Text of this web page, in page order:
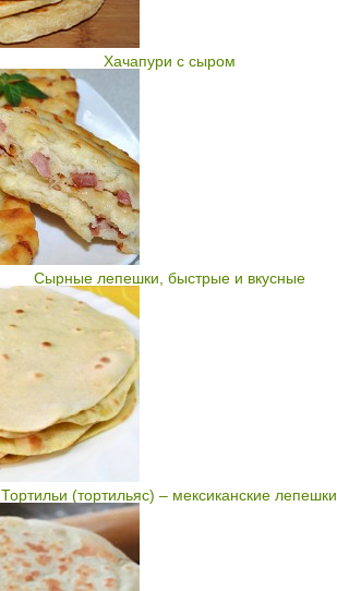
Хачапури с сыром
Сырные лепешки, быстрые и вкусные
Тортильи (тортильяс) – мексиканские лепешки